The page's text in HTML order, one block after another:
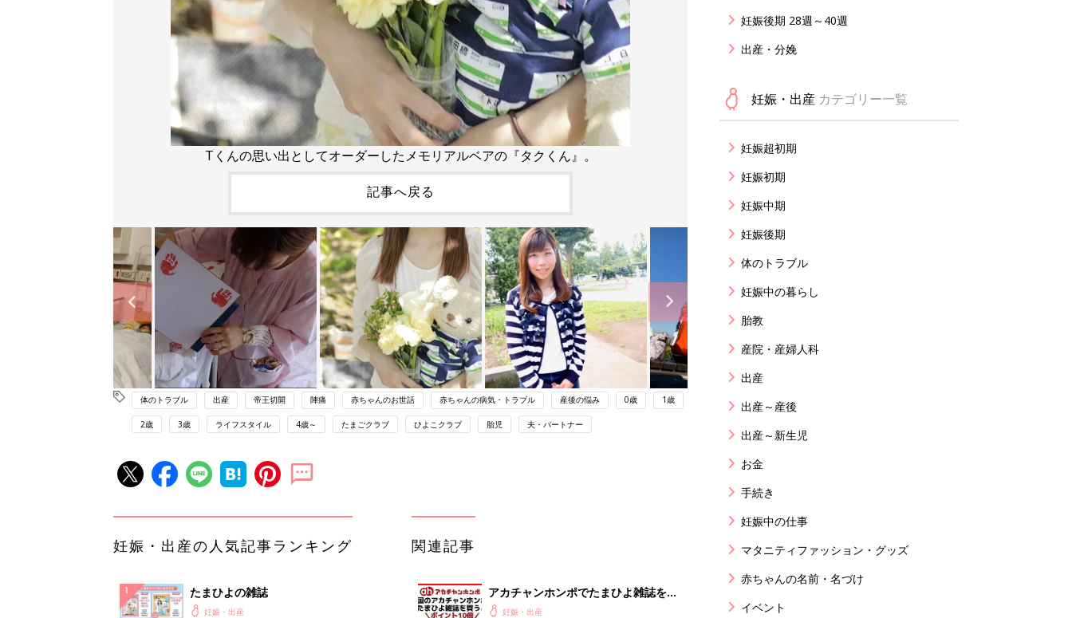
Tくんの思い出としてオーダーしたメモリアルベアの『タクくん』。
記事へ戻る
体のトラブル 出産 帝王切開 陣痛 赤ちゃんのお世話 赤ちゃんの病気・トラブル 産後の悩み 0歳 1歳
2歳 3歳 ライフスタイル 4歳～ たまごクラブ ひよこクラブ 胎児 夫・パートナー
妊娠・出産の人気記事ランキング
たまひよの雑誌
妊娠・出産
関連記事
アカチャンホンポでたまひよ雑誌を買
うとポイント10倍【期間限定】
妊娠・出産
妊娠後期 28週～40週
出産・分娩
妊娠・出産 カテゴリー一覧
妊娠超初期
妊娠初期
妊娠中期
妊娠後期
体のトラブル
妊娠中の暮らし
胎教
産院・産婦人科
出産
出産～産後
出産～新生児
お金
手続き
妊娠中の仕事
マタニティファッション・グッズ
赤ちゃんの名前・名づけ
イベント